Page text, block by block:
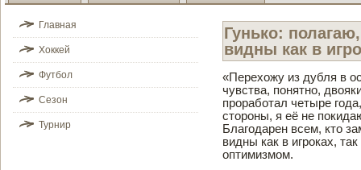
Главная
Хоккей
Футбол
Сезон
Турнир
Гунько:
видны как в
«Перехожу из дубля в
чувства, понятно,
проработал четыре
стороны, я её не
Благодарен всем, кто
видны как в игроках,
оптимизмом.